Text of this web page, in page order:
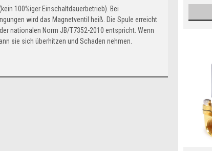
100%iger Einschaltdauerbetrieb). Bei
wird das Magnetventil heiß. Die Spule erreicht
nationalen Norm JB/T7352-2010 entspricht. Wenn
sie sich überhitzen und Schaden nehmen.